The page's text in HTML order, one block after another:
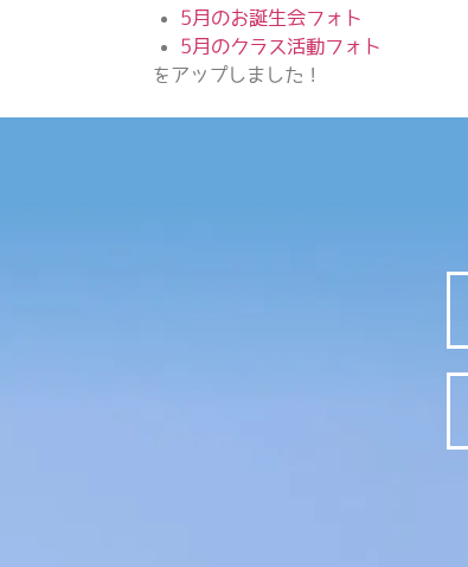
5月のお誕生会フォト
5月のクラス活動フォト
をアップしました！